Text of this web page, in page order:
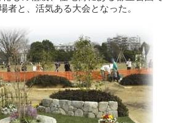
者と、活気ある大会となった。